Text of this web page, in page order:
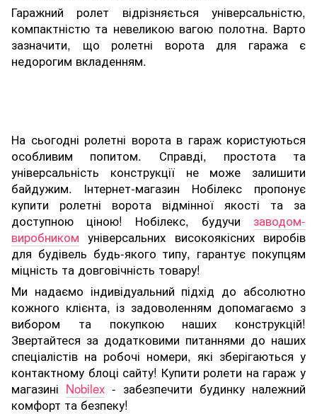
Гаражний ролет відрізняється універсальністю,
компактністю та невеликою вагою полотна. Варто
зазначити, що ролетні ворота для гаража є
недорогим вкладенням.
На сьогодні ролетні ворота в гараж користуються
особливим попитом. Справді, простота та
універсальність конструкції не може залишити
байдужим. Інтернет-магазин Нобілекс пропонує
купити ролетні ворота відмінної якості та за
доступною ціною! Нобілекс, будучи заводом-
виробником універсальних високоякісних виробів
для будівель будь-якого типу, гарантує покупцям
міцність та довговічність товару!
Ми надаємо індивідуальний підхід до абсолютно
кожного клієнта, із задоволенням допомагаємо з
вибором та покупкою наших конструкцій!
Звертайтеся за додатковими питаннями до наших
спеціалістів на робочі номери, які зберігаються у
контактному блоці сайту! Купити ролети на гараж у
магазині Nobilex - забезпечити будинку належний
комфорт та безпеку!